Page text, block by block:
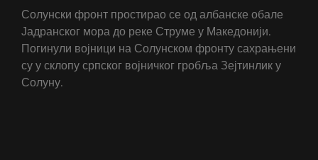
Солунски фронт простирао се од албанске обале
Јадранског мора до реке Струме у Македонији.
Погинули војници на Солунском фронту сахрањени
су у склопу српског војничког гробља Зејтинлик у
Солуну.